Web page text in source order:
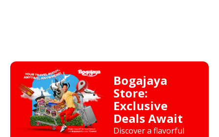
Bogajaya
Store:
Exclusive
Deals Await
Discover a flavorful